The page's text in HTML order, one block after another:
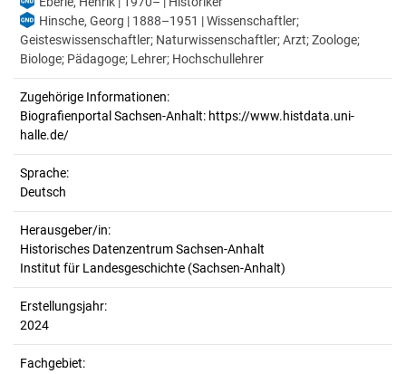
Hinsche, Georg | 1888–1951 | Wissenschaftler;
Geisteswissenschaftler; Naturwissenschaftler; Arzt; Zoologe;
Biologe; Pädagoge; Lehrer; Hochschullehrer
Zugehörige Informationen:
Biografienportal Sachsen-Anhalt: https://www.histdata.uni-
halle.de/
Sprache:
Deutsch
Herausgeber/in:
Historisches Datenzentrum Sachsen-Anhalt
Institut für Landesgeschichte (Sachsen-Anhalt)
Erstellungsjahr:
2024
Fachgebiet: